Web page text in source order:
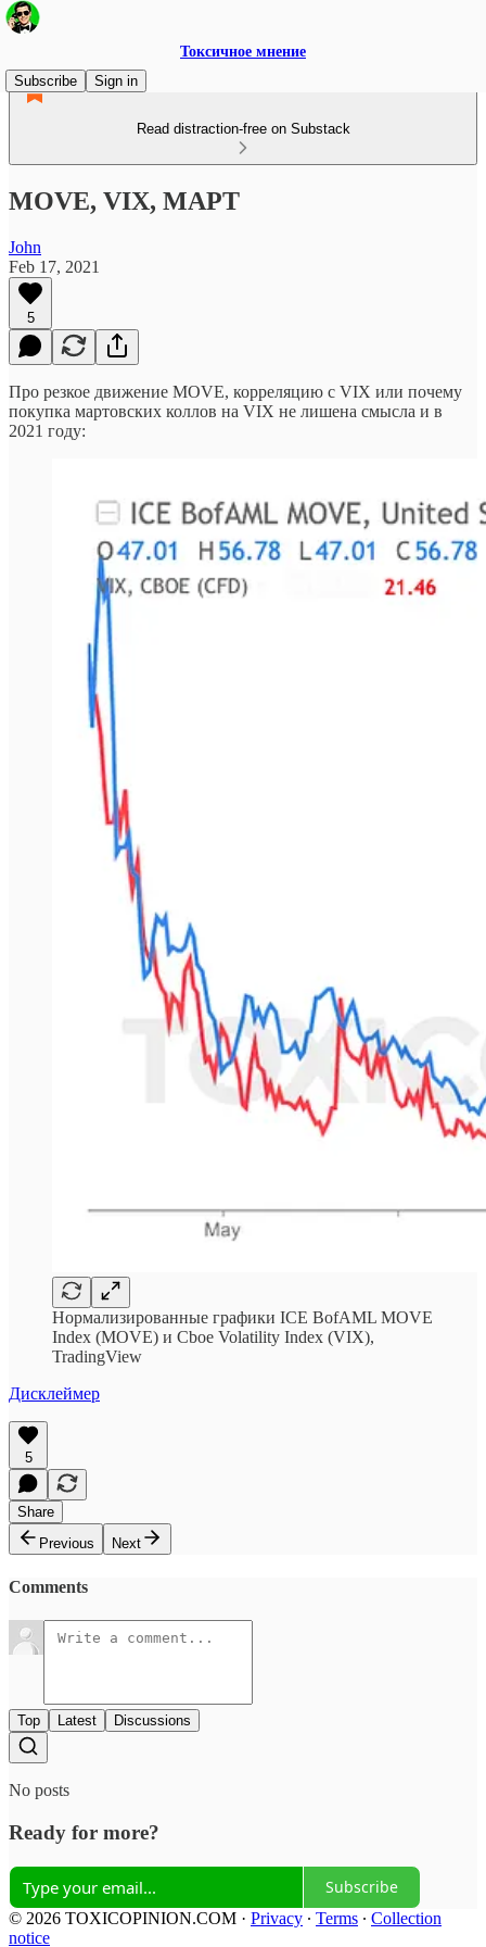
Токсичное мнение
Subscribe
Sign in
Read distraction-free on Substack
MOVE, VIX, МАРТ
John
Feb 17, 2021
5
Про резкое движение MOVE, корреляцию с VIX или почему
покупка мартовских коллов на VIX не лишена смысла и в
2021 году:
Нормализированные графики ICE BofAML MOVE
Index (MOVE) и Cboe Volatility Index (VIX),
TradingView
Дисклеймер
5
Share
Previous
Next
Comments
Top Latest Discussions
No posts
Ready for more?
Subscribe
© 2026 TOXICOPINION.COM · Privacy ∙ Terms ∙ Collection
notice